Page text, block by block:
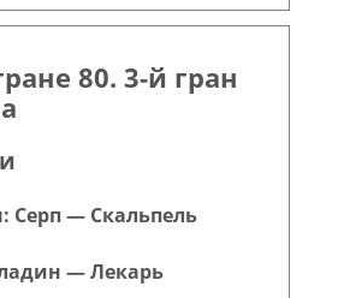
80. 3-й гран
Серп — Скальпель
— Лекарь